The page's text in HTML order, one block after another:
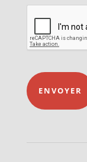
ENVOYER